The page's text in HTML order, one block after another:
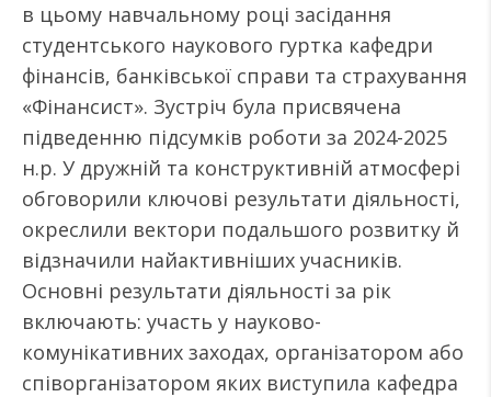
в цьому навчальному році засідання
студентського наукового гуртка кафедри
фінансів, банківської справи та страхування
«Фінансист». Зустріч була присвячена
підведенню підсумків роботи за 2024-2025
н.р. У дружній та конструктивній атмосфері
обговорили ключові результати діяльності,
окреслили вектори подальшого розвитку й
відзначили найактивніших учасників.
Основні результати діяльності за рік
включають: участь у науково-
комунікативних заходах, організатором або
співорганізатором яких виступила кафедра